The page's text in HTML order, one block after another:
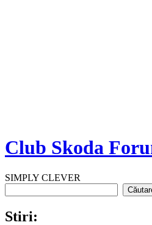
Club Skoda
SIMPLY CLEVER
Stiri: